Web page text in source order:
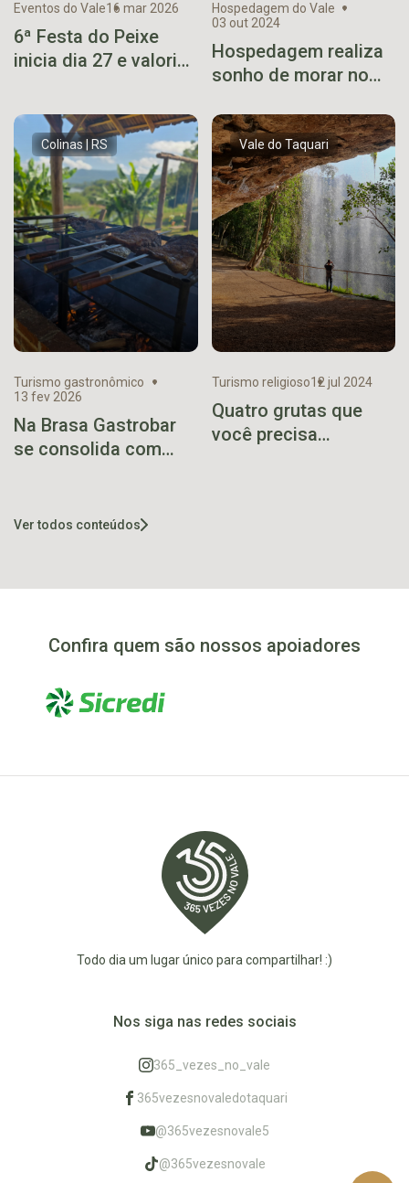
Eventos do Vale16 mar 2026
6ª Festa do Peixe
inicia dia 27 e valoriza
Hospedagem do Vale
03 out 2024
Hospedagem realiza
sonho de morar no
num paiol sofisticado
Colinas | RS
Turismo gastronômico
13 fev 2026
Na Brasa Gastrobar
se consolida com
Vale do Taquari
Turismo religioso12 jul 2024
Quatro grutas que
você precisa
Ver todos conteúdos
Confira quem são nossos apoiadores
Todo dia um lugar único para compartilhar! :)
Nos siga nas redes sociais
365_vezes_no_vale
365vezesnovaledotaquari
@365vezesnovale5
@365vezesnovale